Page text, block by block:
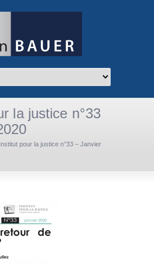
la justice n°33
Institut pour la justice n°33 – Janvier